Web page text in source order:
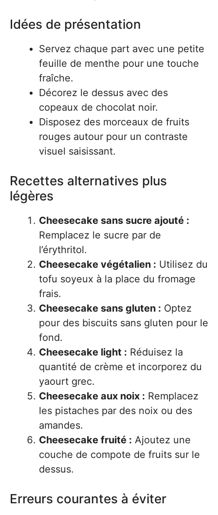
Idées de présentation
Servez chaque part avec une petite
feuille de menthe pour une touche
fraîche.
Décorez le dessus avec des
copeaux de chocolat noir.
Disposez des morceaux de fruits
rouges autour pour un contraste
visuel saisissant.
Recettes alternatives plus
légères
Cheesecake sans sucre ajouté :
Remplacez le sucre par de
l’érythritol.
Cheesecake végétalien : Utilisez du
tofu soyeux à la place du fromage
frais.
Cheesecake sans gluten : Optez
pour des biscuits sans gluten pour le
fond.
Cheesecake light : Réduisez la
quantité de crème et incorporez du
yaourt grec.
Cheesecake aux noix : Remplacez
les pistaches par des noix ou des
amandes.
Cheesecake fruité : Ajoutez une
couche de compote de fruits sur le
dessus.
Erreurs courantes à éviter